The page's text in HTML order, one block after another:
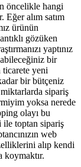
öncelikle hangi
Eğer alım satım
ürünün
gözüken
yaptınız
bir
ticarete yeni
bir bütçeniz
sipariş
yoksa nerede
olayı bu
toptan sipariş
web
alıp kendi
koymaktır.